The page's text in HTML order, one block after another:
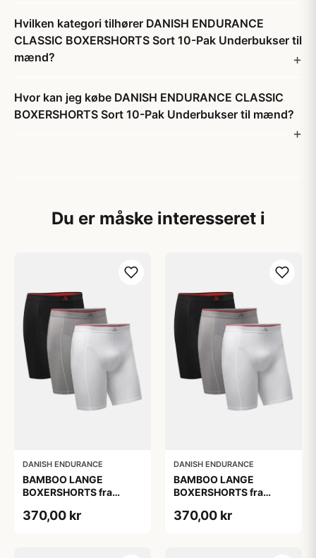
Hvilken kategori tilhører DANISH ENDURANCE
CLASSIC BOXERSHORTS Sort 10-Pak Underbukser til
mænd?
Hvor kan jeg købe DANISH ENDURANCE CLASSIC
BOXERSHORTS Sort 10-Pak Underbukser til mænd?
Du er måske interesseret i
DANISH ENDURANCE
BAMBOO LANGE
BOXERSHORTS fra
Sort/Rød | Grå | Hvid 3-
370,00 kr
DANISH ENDURANCE
BAMBOO LANGE
BOXERSHORTS fra
Sort/Rød | Grå | Hvid 3-
370,00 kr